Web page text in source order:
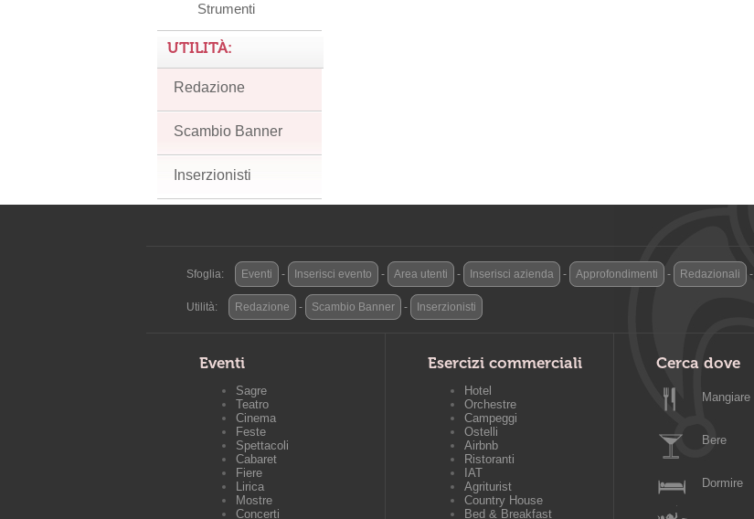
Strumenti
UTILITÀ:
Redazione
Scambio Banner
Inserzionisti
Sfoglia: Eventi - Inserisci evento - Area utenti - Inserisci azienda - Approfondimenti - Redazionali -
Utilità: Redazione - Scambio Banner - Inserzionisti
Eventi
Sagre
Teatro
Cinema
Feste
Spettacoli
Cabaret
Fiere
Lirica
Mostre
Concerti
Esercizi commerciali
Hotel
Orchestre
Campeggi
Ostelli
Airbnb
Ristoranti
IAT
Agriturist
Country House
Bed & Breakfast
Cerca dove
Mangiare
Bere
Dormire